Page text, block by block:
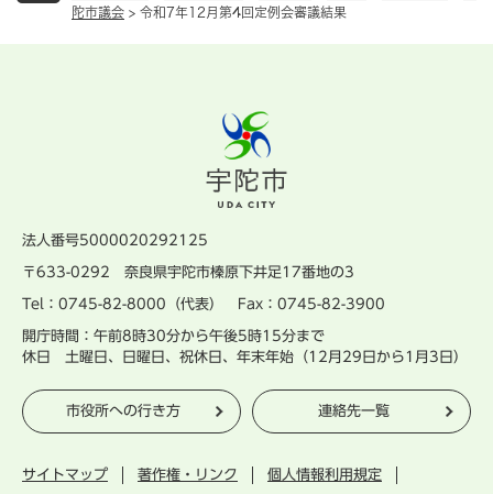
陀市議会 > 令和7年12月第4回定例会審議結果
法人番号5000020292125
〒633-0292 奈良県宇陀市榛原下井足17番地の3
Tel：0745-82-8000（代表） Fax：0745-82-3900
開庁時間：午前8時30分から午後5時15分まで
休日 土曜日、日曜日、祝休日、年末年始（12月29日から1月3日）
市役所への行き方 連絡先一覧
サイトマップ 著作権・リンク 個人情報利用規定